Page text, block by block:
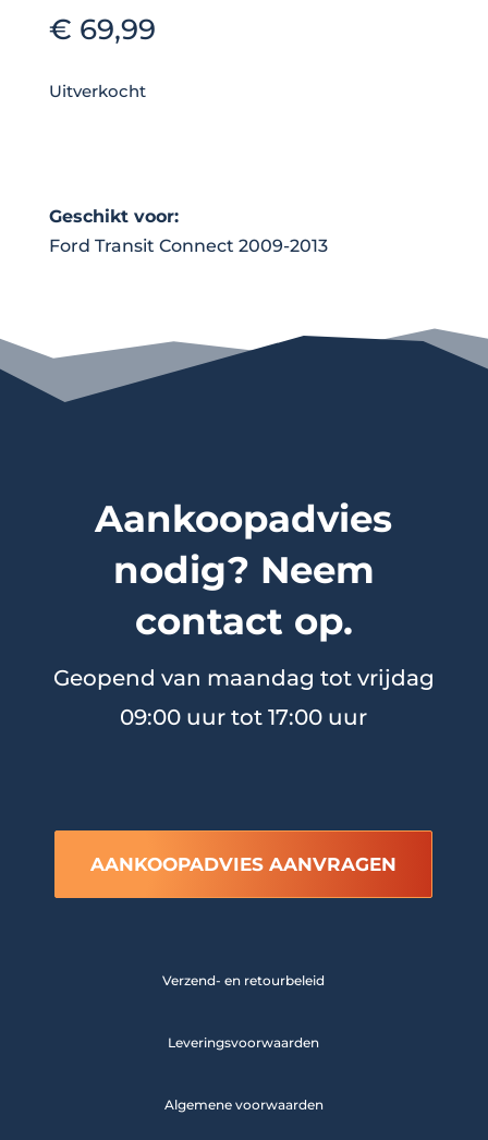
€ 69,99
Uitverkocht
Geschikt voor:
Ford Transit Connect 2009-2013
Aankoopadvies
nodig? Neem
contact op.
Geopend van maandag tot vrijdag
09:00 uur tot 17:00 uur
AANKOOPADVIES AANVRAGEN
Verzend- en retourbeleid
Leveringsvoorwaarden
Algemene voorwaarden